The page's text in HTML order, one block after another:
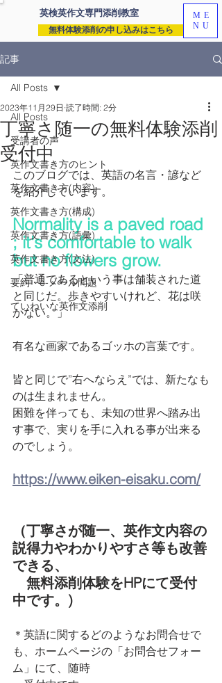
英検英作文専門添削教室
無料体験添削の申し込みはこちら
ME
NU
記事
All Posts
受講者の声
英作文書き方のヒント
英作文書き方(内容)
英作文書き方(構成)
英作文書き方(語彙)
英作文書き方(文法)
要約・e-メール問題
ていねいな英作文添削
All Posts
丁寧さ随一の無料体験添削
受付中
2023年11月29日 読了時間: 2分
このブログでは、英語の名言・諺など
を紹介しています。
Normality is a paved road
; it's comfortable to walk
but no flowers grow.
「普通であるという事は舗装された道
と同じだ。歩きやすいけれど、花は咲
かない。」
有名な画家であるゴッホの言葉です。
皆と同じで”右へならえ”では、新たなも
のは生まれません。
困難を伴っても、未知の世界へ踏み出
す事で、実りを手に入れる事が出来る
のでしょう。
https://www.eiken-eisaku.com/
（丁寧さが随一、英作文内容の
説得力やわかりやすさ等も改善
できる、
無料添削体験をHPにて受付
中です。)
＊英語に関するどのようなお問合せで
も、ホームページの「お問合せフォー
ム」にて、随時